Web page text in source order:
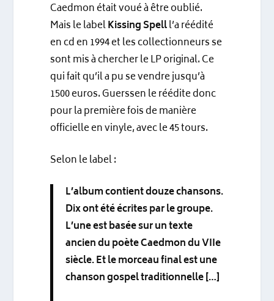
Caedmon était voué à être oublié.
Mais le labelKissing Spelll’a réédité
en cd en 1994 et les collectionneurs se
sont mis à chercher le LP original. Ce
qui fait qu’il a pu se vendre jusqu’à
1500 euros. Guerssen le réédite donc
pour la première fois de manière
officielle en vinyle, avec le 45 tours.
Selon le label :
L’album contient douze chansons.
Dix ont été écrites par le groupe.
L’une est basée sur un texte
ancien du poète Caedmon du VIIe
siècle. Et le morceau final est une
chanson gospel traditionnelle […]